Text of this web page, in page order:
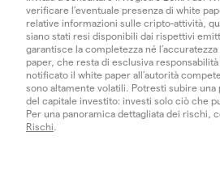
verificare l’eventuale presenza di white
relative informazioni sulle cripto-attività,
siano stati resi disponibili dai rispettivi
garantisce la completezza né
paper, che resta di esclusiva
notificato il white paper all’autorità
sono altamente volatili. Potresti subire una
del capitale investito: investi solo ciò che
Per una panoramica dettagliata dei rischi,
Rischi.